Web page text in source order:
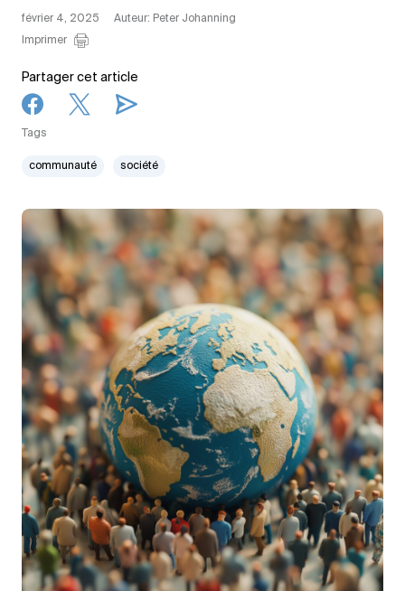
février 4, 2025
Auteur: Peter Johanning
Imprimer
Partager cet article
Tags
communauté société